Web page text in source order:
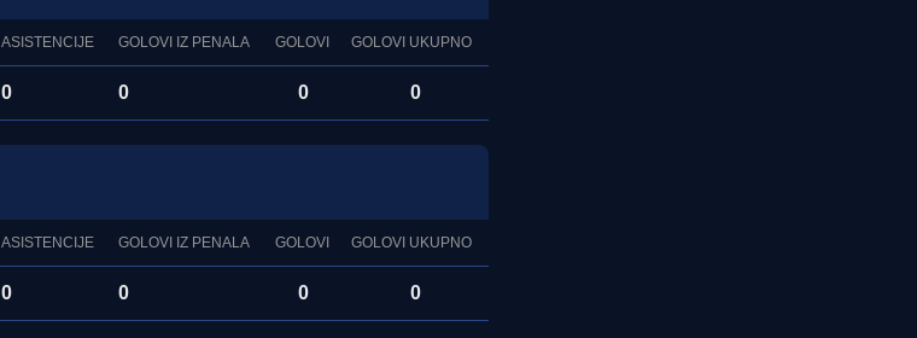
ASISTENCIJE GOLOVI IZ PENALA GOLOVI GOLOVI UKUPNO
0 0 0 0
ASISTENCIJE GOLOVI IZ PENALA GOLOVI GOLOVI UKUPNO
0 0 0 0